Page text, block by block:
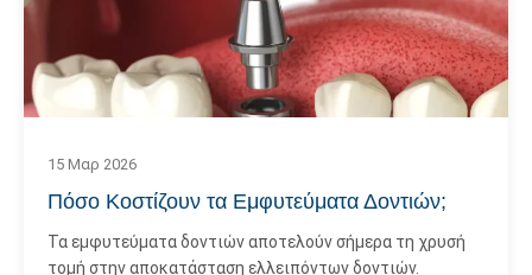
15 Μαρ 2026
Πόσο Κοστίζουν τα Εμφυτεύματα Δοντιών;
Τα εμφυτεύματα δοντιών αποτελούν σήμερα τη χρυσή
τομή στην αποκατάσταση ελλειπόντων δοντιών.